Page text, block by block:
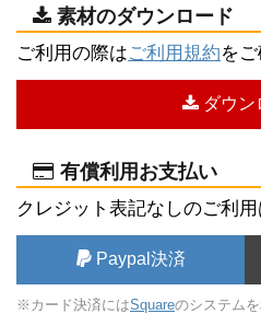
素材のダウンロード
ご利用の際はご利用規約を
ダウン
有償利用お支払い
クレジット表記なしのご利
Paypal決済
※カード決済にはSquareのシステムを